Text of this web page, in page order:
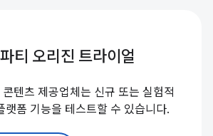
티 오리진 트라이얼
콘텐츠 제공업체는 신규 또는 실험적
랫폼 기능을 테스트할 수 있습니다.